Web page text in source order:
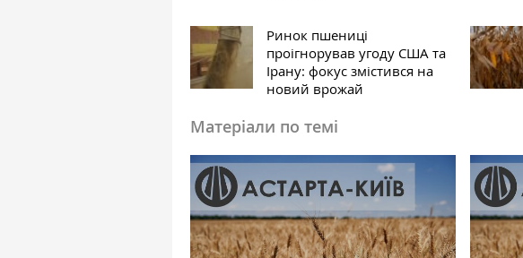
Ринок пшениці
проігнорував угоду США та
Ірану: фокус змістився на
новий врожай
Матеріали по темі